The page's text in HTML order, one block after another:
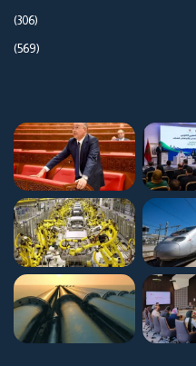
(306)
(569)